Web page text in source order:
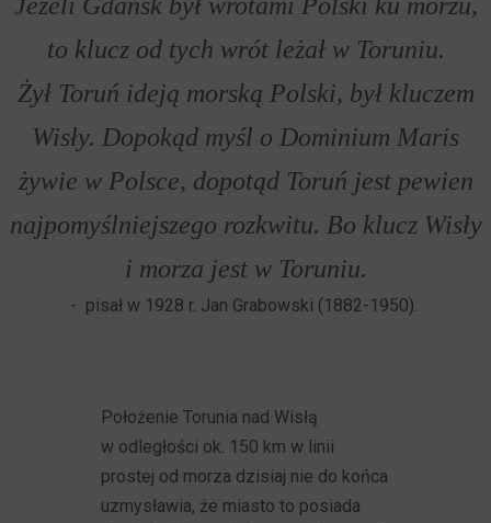
to klucz od tych wrót leżał w Toruniu.
Żył Toruń ideją morską Polski, był kluczem
Wisły. Dopokąd myśl o Dominium Maris
żywie w Polsce, dopotąd Toruń jest pewien
najpomyślniejszego rozkwitu. Bo klucz Wisły
i morza jest w Toruniu.
- pisał w 1928 r. Jan Grabowski (1882-1950).
Położenie Torunia nad Wisłą
w odległości ok. 150 km w linii
prostej od morza dzisiaj nie do końca
uzmysławia, że miasto to posiada